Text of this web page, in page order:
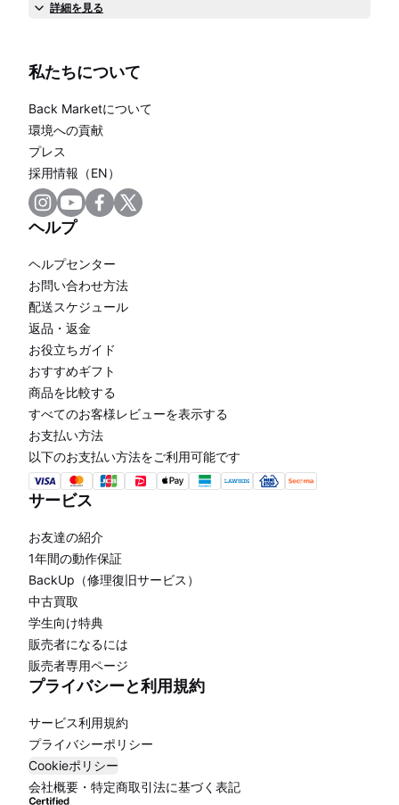
詳細を見る
私たちについて
Back Marketについて
環境への貢献
プレス
採用情報（EN）
ヘルプ
ヘルプセンター
お問い合わせ方法
配送スケジュール
返品・返金
お役立ちガイド
おすすめギフト
商品を比較する
すべてのお客様レビューを表示する
お支払い方法
以下のお支払い方法をご利用可能です
サービス
お友達の紹介
1年間の動作保証
BackUp（修理復旧サービス）
中古買取
学生向け特典
販売者になるには
販売者専用ページ
プライバシーと利用規約
サービス利用規約
プライバシーポリシー
Cookieポリシー
会社概要・特定商取引法に基づく表記